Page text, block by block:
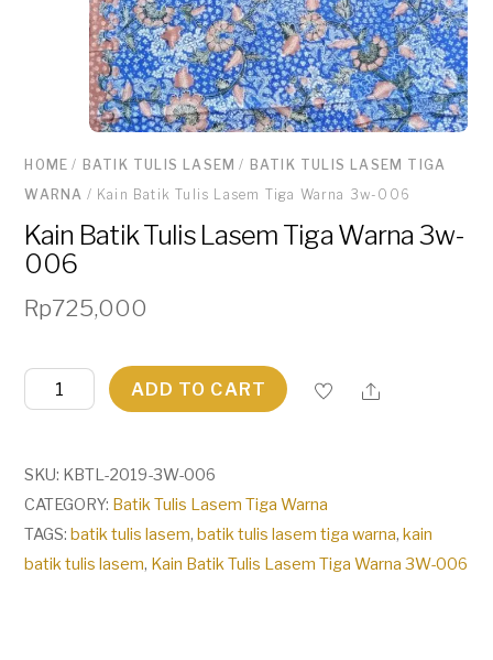
HOME / BATIK TULIS LASEM / BATIK TULIS LASEM TIGA
WARNA / Kain Batik Tulis Lasem Tiga Warna 3w-006
Kain Batik Tulis Lasem Tiga Warna 3w-
006
Rp725,000
Kain
Batik
Lasem
Tiga
Warna
3w-
ADD TO CART
SKU: KBTL-2019-3W-006
CATEGORY: Batik Tulis Lasem Tiga Warna
TAGS:batik tulis lasem,batik tulis lasem tiga warna,kain
batik tulis lasem, Kain Batik Tulis Lasem Tiga Warna 3W-006